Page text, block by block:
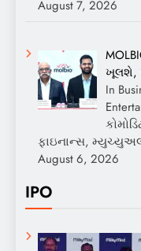
August 7, 2026
ખૂલશે,
In
ફાઇનાન્સ,
August 6, 2026
IPO